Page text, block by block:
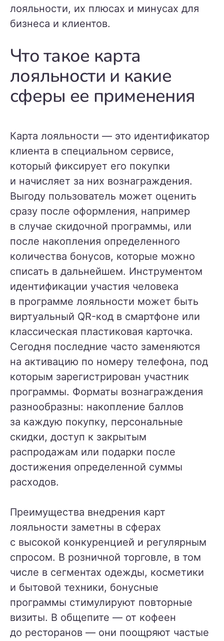
лояльности, их плюсах и минусах для
бизнеса и клиентов.
Что такое карта
лояльности и какие
сферы ее применения
Карта лояльности — это идентификатор
клиента в специальном сервисе,
который фиксирует его покупки
и начисляет за них вознаграждения.
Выгоду пользователь может оценить
сразу после оформления, например
в случае скидочной программы, или
после накопления определенного
количества бонусов, которые можно
списать в дальнейшем. Инструментом
идентификации участия человека
в программе лояльности может быть
виртуальный QR-код в смартфоне или
классическая пластиковая карточка.
Сегодня последние часто заменяются
на активацию по номеру телефона, под
которым зарегистрирован участник
программы. Форматы вознаграждения
разнообразны: накопление баллов
за каждую покупку, персональные
скидки, доступ к закрытым
распродажам или подарки после
достижения определенной суммы
расходов.
Преимущества внедрения карт
лояльности заметны в сферах
с высокой конкуренцией и регулярным
спросом. В розничной торговле, в том
числе в сегментах одежды, косметики
и бытовой техники, бонусные
программы стимулируют повторные
визиты. В общепите — от кофеен
до ресторанов — они поощряют частые